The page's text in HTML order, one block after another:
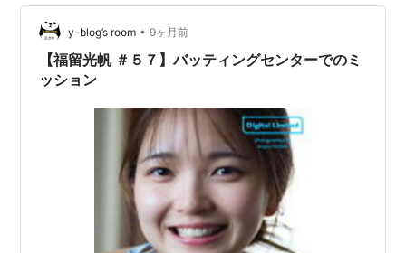
めるのは危険だ。 今日は仮想野球部監督として、**「こ
れだけは外してはいけない…
y-blog’s room • 9ヶ月前
【福留光帆 ＃５７】バッティングセンターでのミ
ッション